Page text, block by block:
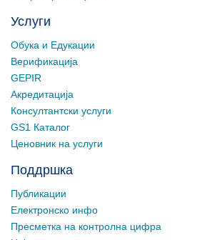
Услуги
Обука и Едукации
Верификација
GEPIR
Акредитација
Консултантски услуги
GS1 Каталог
Ценовник на услуги
Поддршка
Публикации
Електронско инфо
Пресметка на контролна цифра